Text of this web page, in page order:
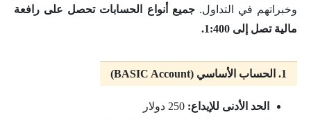
وخبراتهم في التداول.جميع أنواع الحسابات تحصل على رافعة
مالية تصل إلى 1:400.
1. الحساب الأساسي (BASIC Account)
الحد الأدنى للإيداع: